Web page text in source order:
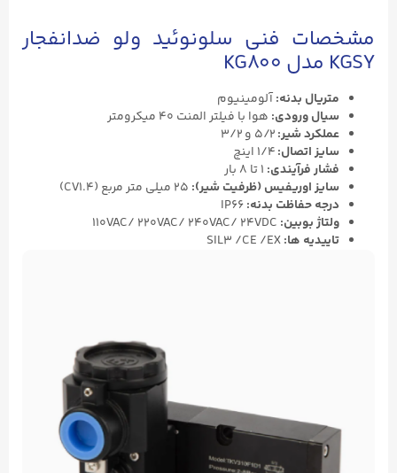
مشخصات فنی سلونوئید ولو ضدانفجار
KGSY مدل KG800
متریال بدنه:آلومینیوم
سیال ورودی: هوا با فیلتر المنت ۴۰ میکرومتر
عملکرد شیر:
سایز اتصال:
فشار فرآیندی:
سایز اوریفیس (ظرفیت شیر):
درجه حفاظت بدنه:
ولتاژ بوبین:
تاییدیه ها: